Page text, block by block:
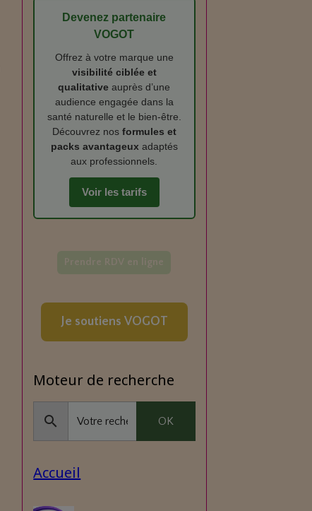
Devenez partenaire
VOGOT
Offrez à votre marque une
visibilité ciblée et
qualitative auprès d’une
audience engagée dans la
santé naturelle et le bien‑être.
Découvrez nos formules et
packs avantageuxadaptés
aux professionnels.
Voir les tarifs
Je soutiens VOGOT
Moteur de recherche
OK
Accueil